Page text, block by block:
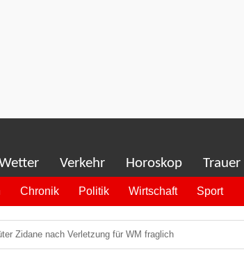
Verkehr Horoskop Trauer
Chronik Politik Wirtschaft Sport
Zidane nach Verletzung für WM fraglich